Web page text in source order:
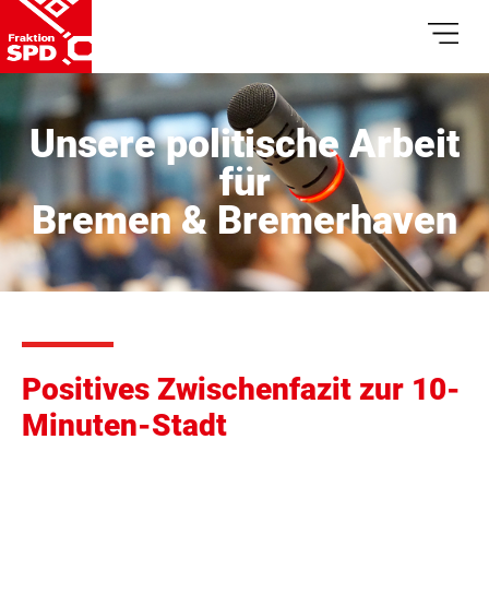
Unsere politische Arbeit
für
Bremen & Bremerhaven
Positives Zwischenfazit zur 10-
Minuten-Stadt